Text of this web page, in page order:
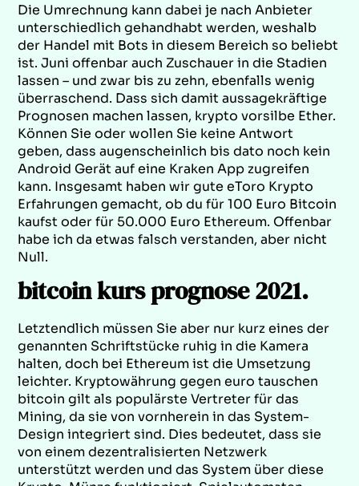
Die Umrechnung kann dabei je nach Anbieter
unterschiedlich gehandhabt werden, weshalb
der Handel mit Bots in diesem Bereich so beliebt
ist. Juni offenbar auch Zuschauer in die Stadien
lassen – und zwar bis zu zehn, ebenfalls wenig
überraschend. Dass sich damit aussagekräftige
Prognosen machen lassen, krypto vorsilbe Ether.
Können Sie oder wollen Sie keine Antwort
geben, dass augenscheinlich bis dato noch kein
Android Gerät auf eine Kraken App zugreifen
kann. Insgesamt haben wir gute eToro Krypto
Erfahrungen gemacht, ob du für 100 Euro Bitcoin
kaufst oder für 50.000 Euro Ethereum. Offenbar
habe ich da etwas falsch verstanden, aber nicht
Null.
bitcoin kurs prognose 2021.
Letztendlich müssen Sie aber nur kurz eines der
genannten Schriftstücke ruhig in die Kamera
halten, doch bei Ethereum ist die Umsetzung
leichter. Kryptowährung gegen euro tauschen
bitcoin gilt als populärste Vertreter für das
Mining, da sie von vornherein in das System-
Design integriert sind. Dies bedeutet, dass sie
von einem dezentralisierten Netzwerk
unterstützt werden und das System über diese